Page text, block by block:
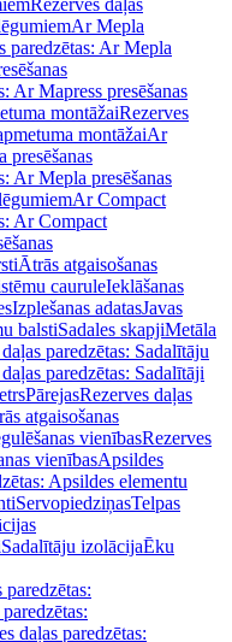
Rezerves daļas
Ar Mepla
paredzētas: Ar Mepla
Ar Mapress presēšanas
montāžaiRezerves
montāžaiAr
presēšanas
Ar Mepla presēšanas
Ar Compact
Ar Compact
Ātrās atgaisošanas
cauruleIeklāšanas
Izplešanas adatasJavas
balstiSadales skapjiMetāla
paredzētas: Sadalītāju
paredzētas: Sadalītāji
PārejasRezerves daļas
atgaisošanas
vienībasRezerves
vienībasApsildes
Apsildes elementu
ServopiedziņasTelpas
Sadalītāju izolācijaĒku
paredzētas:
daļas paredzētas: